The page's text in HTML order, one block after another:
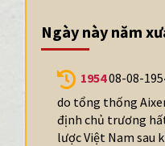
Ngày này năm
195408-08-
do tổng thống
định chủ trương
lược Việt Nam sau